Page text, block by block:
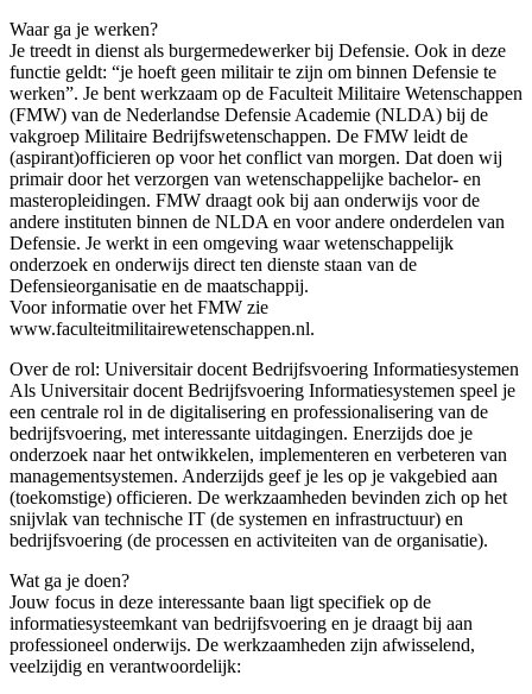
Waar ga je werken?
Je treedt in dienst als burgermedewerker bij Defensie. Ook in deze
functie geldt: “je hoeft geen militair te zijn om binnen Defensie te
werken”. Je bent werkzaam op de Faculteit Militaire Wetenschappen
(FMW) van de Nederlandse Defensie Academie (NLDA) bij de
vakgroep Militaire Bedrijfswetenschappen. De FMW leidt de
(aspirant)officieren op voor het conflict van morgen. Dat doen wij
primair door het verzorgen van wetenschappelijke bachelor- en
masteropleidingen. FMW draagt ook bij aan onderwijs voor de
andere instituten binnen de NLDA en voor andere onderdelen van
Defensie. Je werkt in een omgeving waar wetenschappelijk
onderzoek en onderwijs direct ten dienste staan van de
Defensieorganisatie en de maatschappij.
Voor informatie over het FMW zie
www.faculteitmilitairewetenschappen.nl.
Over de rol: Universitair docent Bedrijfsvoering Informatiesystemen
Als Universitair docent Bedrijfsvoering Informatiesystemen speel je
een centrale rol in de digitalisering en professionalisering van de
bedrijfsvoering, met interessante uitdagingen. Enerzijds doe je
onderzoek naar het ontwikkelen, implementeren en verbeteren van
managementsystemen. Anderzijds geef je les op je vakgebied aan
(toekomstige) officieren. De werkzaamheden bevinden zich op het
snijvlak van technische IT (de systemen en infrastructuur) en
bedrijfsvoering (de processen en activiteiten van de organisatie).
Wat ga je doen?
Jouw focus in deze interessante baan ligt specifiek op de
informatiesysteemkant van bedrijfsvoering en je draagt bij aan
professioneel onderwijs. De werkzaamheden zijn afwisselend,
veelzijdig en verantwoordelijk: